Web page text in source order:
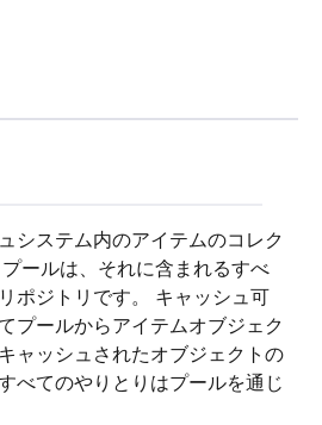
システム内のアイテムのコレク
ールは、それに含まれるすべ
ポジトリです。 キャッシュ可
プールからアイテムオブジェク
ャッシュされたオブジェクトの
べてのやりとりはプールを通じ